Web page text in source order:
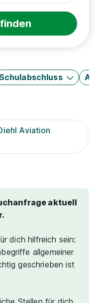
Aviation
aktuell
dich hilfreich sein:
allgemeiner
geschrieben ist